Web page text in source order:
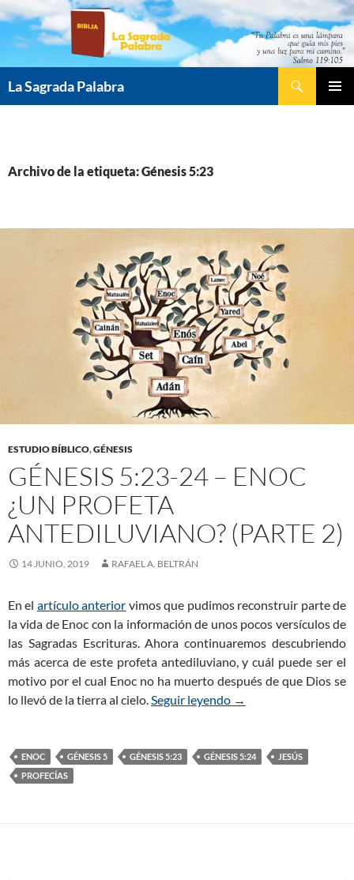
Saltar
contenido
La Sagrada Palabra
Archivo de la etiqueta: Génesis 5:23
ESTUDIO BÍBLICO,GÉNESIS
GÉNESIS 5:23-24 – ENOC
¿UN PROFETA
ANTEDILUVIANO? (PARTE 2)
14 JUNIO, 2019 RAFAEL A. BELTRÁN
En el artículo anterior vimos que pudimos reconstruir parte de
la vida de Enoc con la información de unos pocos versículos de
las Sagradas Escrituras. Ahora continuaremos descubriendo
más acerca de este profeta antediluviano, y cuál puede ser el
motivo por el cual Enoc no ha muerto después de que Dios se
lo llevó de la tierra al cielo.Seguir leyendo Génesis 5:23-24 –
→
ENOC GÉNESIS 5 GÉNESIS 5:23 GÉNESIS 5:24
JESÚS
PROFECÍAS